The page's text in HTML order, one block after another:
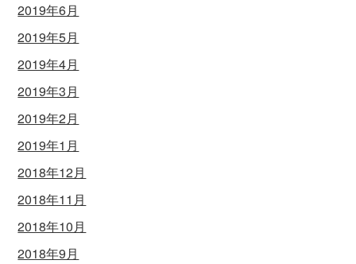
2019年6月
2019年5月
2019年4月
2019年3月
2019年2月
2019年1月
2018年12月
2018年11月
2018年10月
2018年9月